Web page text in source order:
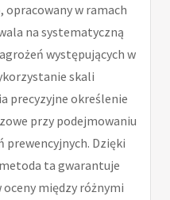
opracowany w ramach
na systematyczną
występujących w
skali
precyzyjne określenie
przy podejmowaniu
prewencyjnych. Dzięki
ta gwarantuje
między różnymi